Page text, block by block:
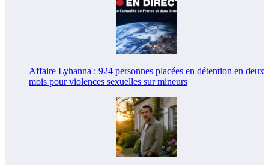
Affaire Lyhanna : 924 personnes placées en détention en deux
mois pour violences sexuelles sur mineurs